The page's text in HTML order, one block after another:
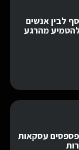
לבין אנשים
מהרגע
עסקאות